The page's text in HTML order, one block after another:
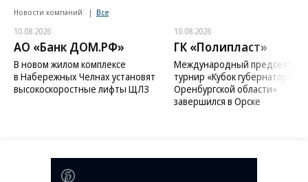
Новости компаний Все
10.08.2026
АО «Банк ДОМ.РФ»
В новом жилом комплексе
в Набережных Челнах установят
высокоскоростные лифты ЩЛЗ
10.08.2026
ГК «Полипласт»
Международный
турнир «Кубок губернатора
Оренбургской области»
завершился в Орске